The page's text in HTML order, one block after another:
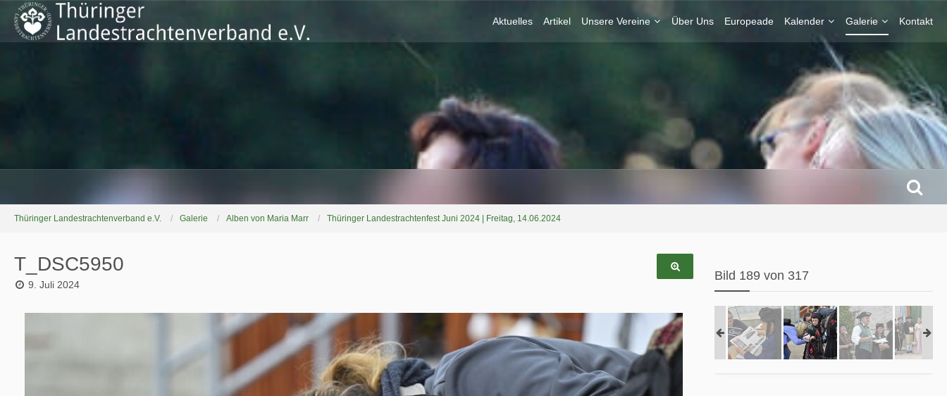
Aktuelles Artikel Unsere Vereine Über Uns Europeade Kalender Galerie Kontakt
Thüringer Landestrachtenverband e.V. Galerie Alben von Maria Marr Thüringer Landestrachtenfest Juni 2024 | Freitag, 14.06.2024
T_DSC5950
9. Juli 2024
Bild 189 von 317